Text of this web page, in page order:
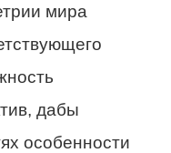
мира
дабы
особенности